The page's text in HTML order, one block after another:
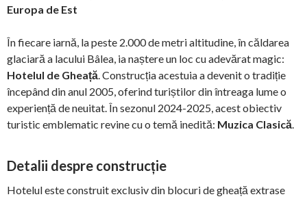
Europa de Est
În fiecare iarnă, la peste 2.000 de metri altitudine, în căldarea
glaciară a lacului Bâlea, ia naștere un loc cu adevărat magic:
Hotelul de Gheață. Construcția acestuia a devenit o tradiție
începând din anul 2005, oferind turiștilor din întreaga lume o
experiență de neuitat. În sezonul 2024-2025, acest obiectiv
turistic emblematic revine cu o temă inedită: Muzica Clasică.
Detalii despre construcție
Hotelul este construit exclusiv din blocuri de gheață extrase